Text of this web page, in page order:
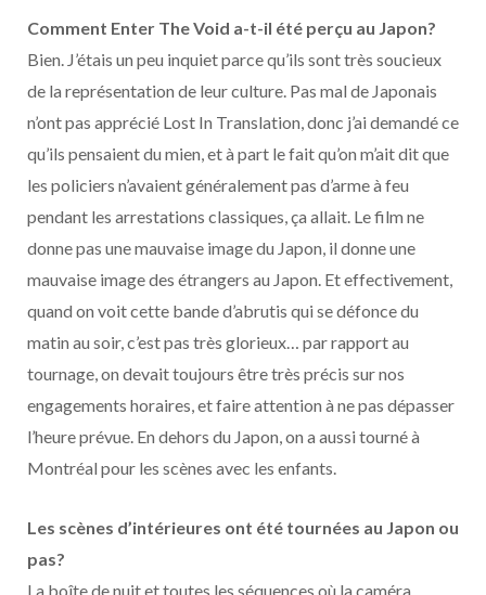
Comment Enter The Void a-t-il été perçu au Japon?
Bien. J’étais un peu inquiet parce qu’ils sont très soucieux
de la représentation de leur culture. Pas mal de Japonais
n’ont pas apprécié Lost In Translation, donc j’ai demandé ce
qu’ils pensaient du mien, et à part le fait qu’on m’ait dit que
les policiers n’avaient généralement pas d’arme à feu
pendant les arrestations classiques, ça allait. Le film ne
donne pas une mauvaise image du Japon, il donne une
mauvaise image des étrangers au Japon. Et effectivement,
quand on voit cette bande d’abrutis qui se défonce du
matin au soir, c’est pas très glorieux… par rapport au
tournage, on devait toujours être très précis sur nos
engagements horaires, et faire attention à ne pas dépasser
l’heure prévue. En dehors du Japon, on a aussi tourné à
Montréal pour les scènes avec les enfants.
Les scènes d’intérieures ont été tournées au Japon ou
pas?
La boîte de nuit et toutes les séquences où la caméra